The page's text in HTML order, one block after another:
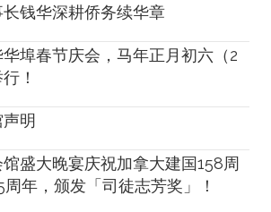
钱华深耕侨务续华章
华埠春节庆会，马年正月初六（2
！
明
馆盛大晚宴庆祝加拿大建国158周
年，颁发「司徒志芳奖」！